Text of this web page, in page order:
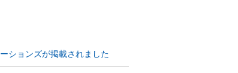
ションズが掲載されました